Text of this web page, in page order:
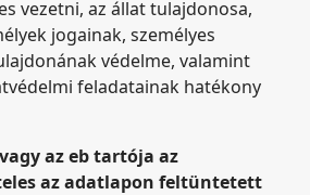
vezetni, az állat tulajdonosa,
jogainak, személyes
védelme, valamint
feladatainak hatékony
az eb tartója az
az adatlapon feltüntetett